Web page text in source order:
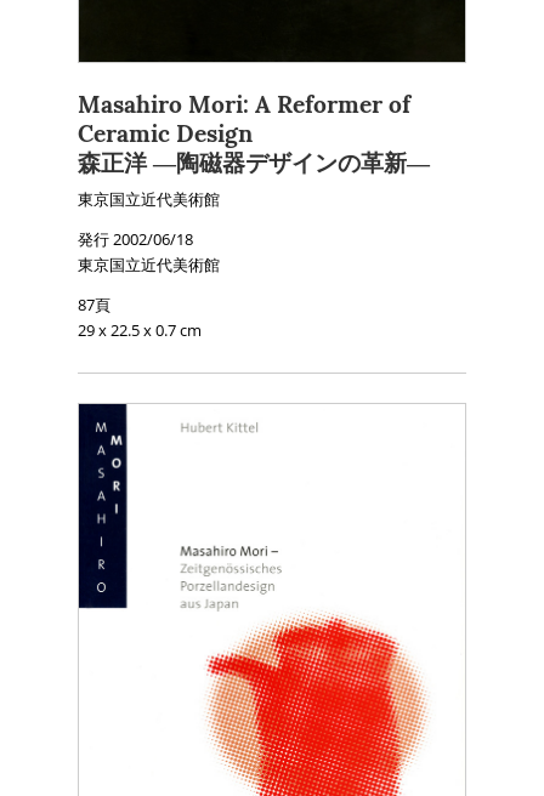
Masahiro Mori: A Reformer of
Ceramic Design
森正洋 ―陶磁器デザインの革新―
東京国立近代美術館
発行 2002/06/18
東京国立近代美術館
87頁
29 x 22.5 x 0.7 cm